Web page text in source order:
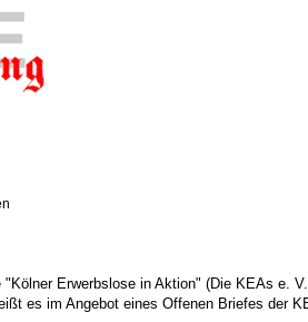
Erwerbslose in Aktion" (Die KEAs
es im Angebot eines Offenen Briefes